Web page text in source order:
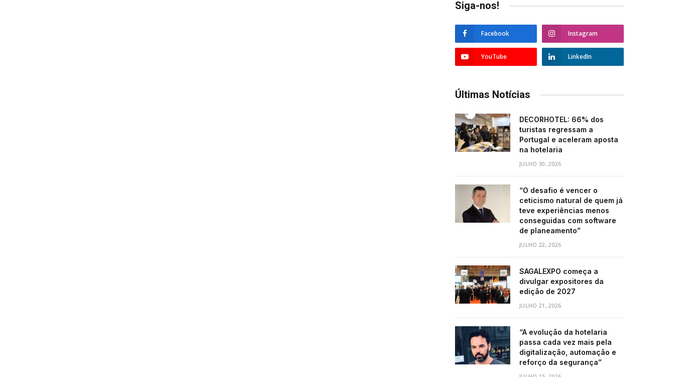
Siga-nos!
Facebook Instagram
YouTube LinkedIn
Últimas Notícias
DECORHOTEL: 66% dos
turistas regressam a
Portugal e aceleram aposta
na hotelaria
JULHO 30, 2026
“O desafio é vencer o
ceticismo natural de quem já
teve experiências menos
conseguidas com software
de planeamento”
JULHO 22, 2026
SAGALEXPO começa a
divulgar expositores da
edição de 2027
JULHO 21, 2026
“A evolução da hotelaria
passa cada vez mais pela
digitalização, automação e
reforço da segurança”